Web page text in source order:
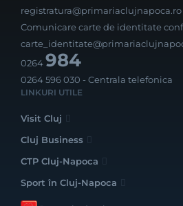
registratura@primariaclujnapoca.ro
Comunicare carte de identitate
0264984
0264 596 030 - Centrala telefonica
LINKURI UTILE
Visit Cluj
Cluj Business
CTP Cluj-Napoca
Sport în Cluj-Napoca